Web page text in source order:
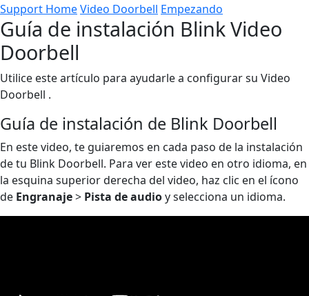
Support HomeVideo Doorbell Empezando
Guía de instalación Blink Video
Doorbell
Utilice este artículo para ayudarle a configurar su Video
Doorbell .
Guía de instalación de Blink Doorbell
En este video, te guiaremos en cada paso de la instalación
de tu Blink Doorbell. Para ver este video en otro idioma, en
la esquina superior derecha del video, haz clic en el ícono
de Engranaje> Pista de audioy selecciona un idioma.